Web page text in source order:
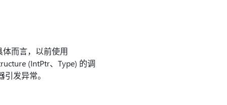
体而言，以前使用
(IntPtr、Type) 的调
发异常。